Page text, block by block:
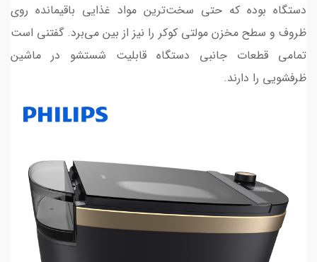
دستگاه بوده که حتی سخت‌ترین مواد غذایی باقیمانده روی
ظروف و سطح مخزن مولتی کوکر را نیز از بین می‌برد. گفتنی است
تمامی قطعات جانبی دستگاه قابلیت شستشو در ماشین
ظرفشویی را دارند.